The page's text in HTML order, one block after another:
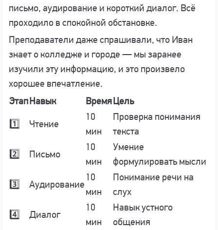
письмо, аудирование и короткий диалог. Всё
проходило в спокойной обстановке.
Преподаватели даже спрашивали, что Иван
знает о колледже и городе — мы заранее
изучили эту информацию, и это произвело
хорошее впечатление.
ЭтапНавык ВремяЦель
1️⃣
Чтение
10
мин
Проверка понимания
текста
2️⃣
Письмо
10
мин
Умение
формулировать мысли
3️⃣
Аудирование
10
мин
Понимание речи на
слух
4️⃣
Диалог
10
мин
Навык устного
общения